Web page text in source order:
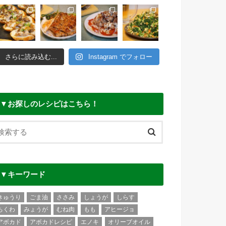
さらに読み込む... Instagram でフォロー
▼お探しのレシピはこちら！
▼キーワード
ゅうり ごま油 ささみ しょうが
しらす
くわ
みょうが むね肉 もも
アヒージョ
ボカド
アボカドレシピ エノキ オリーブオイル